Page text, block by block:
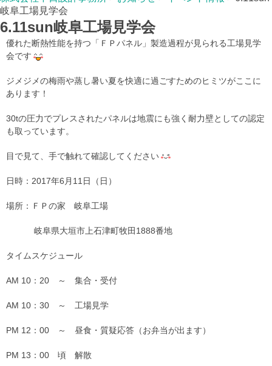
岐阜工場見学会
6.11sun岐阜工場見学会
優れた断熱性能を持つ「ＦＰパネル」製造過程が見られる工場見学
会です
ジメジメの梅雨や蒸し暑い夏を快適に過ごすためのヒミツがここに
あります！
30tの圧力でプレスされたパネルは地震にも強く耐力壁としての認定
も取っています。
目で見て、手で触れて確認してください
日時：2017年6月11日（日）
場所：ＦＰの家 岐阜工場
岐阜県大垣市上石津町牧田1888番地
タイムスケジュール
AM 10：20 ～ 集合・受付
AM 10：30 ～ 工場見学
PM 12：00 ～ 昼食・質疑応答（お弁当が出ます）
PM 13：00 頃 解散